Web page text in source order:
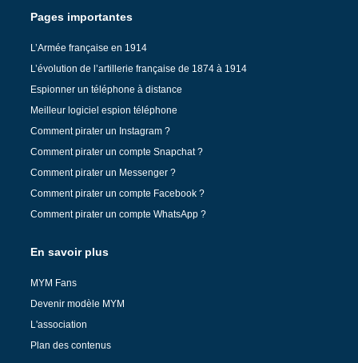
Pages importantes
L’Armée française en 1914
L’évolution de l’artillerie française de 1874 à 1914
Espionner un téléphone à distance
Meilleur logiciel espion téléphone
Comment pirater un Instagram ?
Comment pirater un compte Snapchat ?
Comment pirater un Messenger ?
Comment pirater un compte Facebook ?
Comment pirater un compte WhatsApp ?
En savoir plus
MYM Fans
Devenir modèle MYM
L'association
Plan des contenus